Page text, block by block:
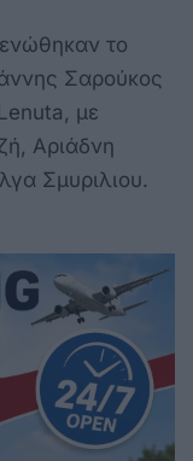
το
Σαρούκος
με
Αριάδνη
Σμυριλιου.